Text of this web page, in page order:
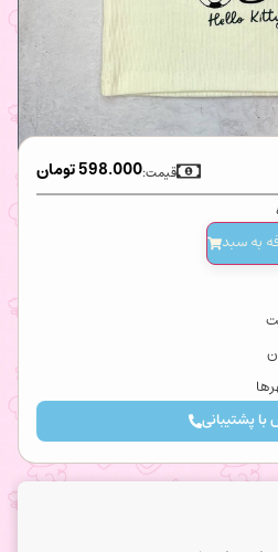
598.000تومان قیمت:
به سبد
پشتیبانی